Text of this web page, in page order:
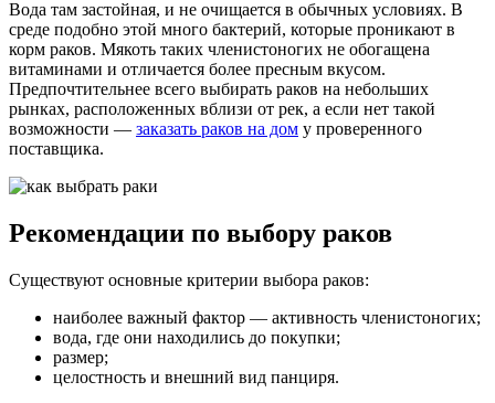
Вода там застойная, и не очищается в обычных условиях. В
среде подобно этой много бактерий, которые проникают в
корм раков. Мякоть таких членистоногих не обогащена
витаминами и отличается более пресным вкусом.
Предпочтительнее всего выбирать раков на небольших
рынках, расположенных вблизи от рек, а если нет такой
возможности — заказать раков на дом у проверенного
поставщика.
Рекомендации по выбору раков
Существуют основные критерии выбора раков:
наиболее важный фактор — активность членистоногих;
вода, где они находились до покупки;
размер;
целостность и внешний вид панциря.